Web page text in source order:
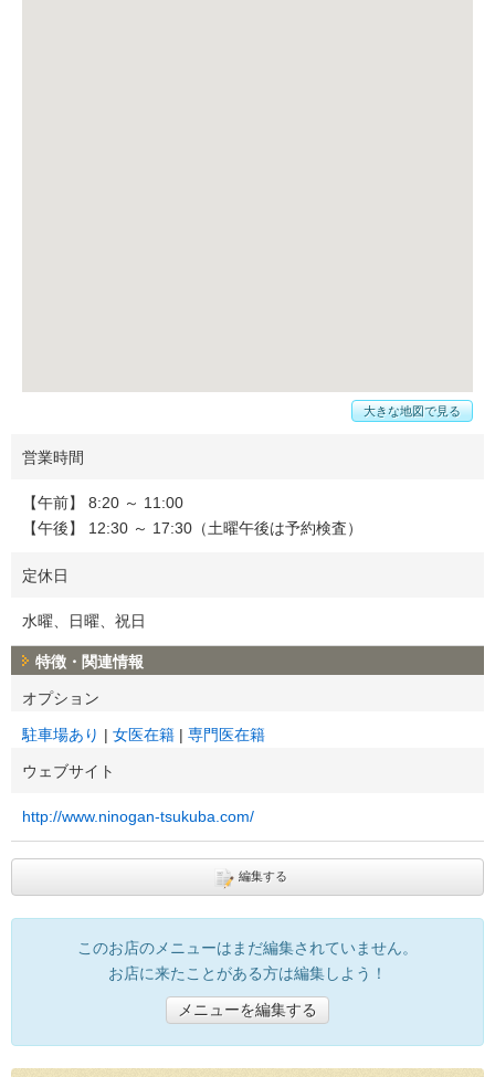
大きな地図で見る
営業時間
【午前】 8:20 ～ 11:00
【午後】 12:30 ～ 17:30（土曜午後は予約検査）
定休日
水曜、日曜、祝日
特徴・関連情報
オプション
駐車場あり 女医在籍 専門医在籍
ウェブサイト
http://www.ninogan-tsukuba.com/
編集する
このお店のメニューはまだ編集されていません。
お店に来たことがある方は編集しよう！
メニューを編集する